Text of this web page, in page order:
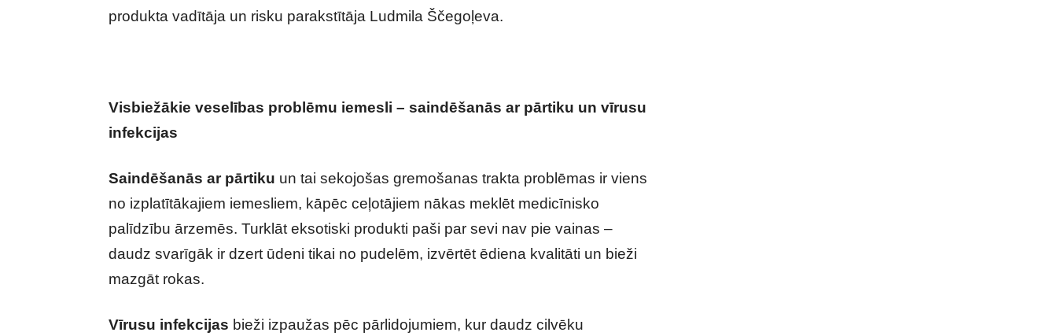
produkta vadītāja un risku parakstītāja Ludmila Ščegoļeva.
Visbiežākie veselības problēmu iemesli – saindēšanās ar pārtiku un vīrusu
infekcijas
Saindēšanās ar pārtiku un tai sekojošas gremošanas trakta problēmas ir viens
no izplatītākajiem iemesliem, kāpēc ceļotājiem nākas meklēt medicīnisko
palīdzību ārzemēs. Turklāt eksotiski produkti paši par sevi nav pie vainas –
daudz svarīgāk ir dzert ūdeni tikai no pudelēm, izvērtēt ēdiena kvalitāti un bieži
mazgāt rokas.
Vīrusu infekcijas bieži izpaužas pēc pārlidojumiem, kur daudz cilvēku